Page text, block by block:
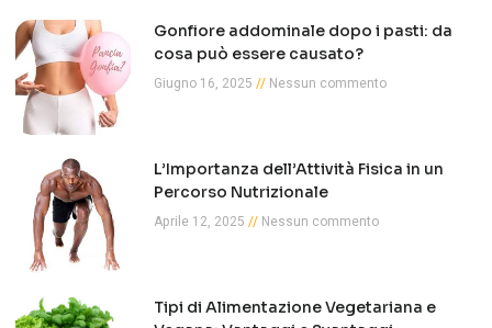
Gonfiore addominale dopo i pasti: da
cosa può essere causato?
Giugno 16, 2025
Nessun commento
L’Importanza dell’Attività Fisica in un
Percorso Nutrizionale
Aprile 12, 2025
Nessun commento
Tipi di Alimentazione Vegetariana e